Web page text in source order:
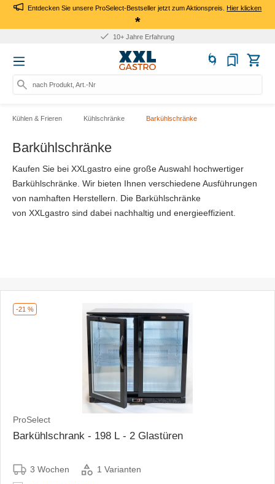
Entdecken Sie unsere ProSelect-Bestseller jetzt zum Aktionspreis.Hier klicken
*
Für Firmen: Kauf auf Rechnung
nach Produkt, Art.-Nr., Marke s
Kühlen & Frieren Kühlschränke Barkühlschränke
Barkühlschränke
Kaufen Sie bei XXLgastro eine große Auswahl hochwertiger
Barkühlschränke. Wir bieten Ihnen verschiedene Ausführungen
von namhaften Herstellern. Die Barkühlschränke
von XXLgastro sind dabei nachhaltig und energieeffizient.
-21 %
ProSelect
Barkühlschrank - 198 L - 2 Glastüren
3 Wochen 1 Varianten